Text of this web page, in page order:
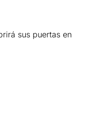
sus puertas en